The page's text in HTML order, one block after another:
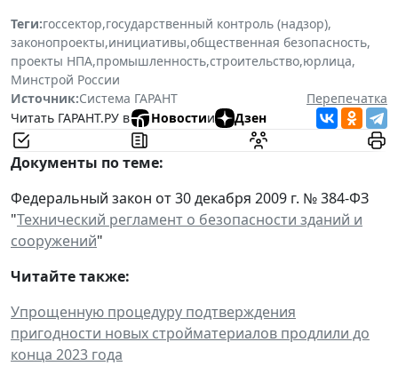
Теги:госсектор,государственный контроль (надзор),
законопроекты,инициативы,общественная безопасность,
проекты НПА,промышленность,строительство,юрлица,
Минстрой России
Источник:Система ГАРАНТ
Перепечатка
Читать ГАРАНТ.РУ в
Новостии Дзен
Документы по теме:
Федеральный закон от 30 декабря 2009 г. № 384-ФЗ
"Технический регламент о безопасности зданий и
сооружений"
Читайте также:
Упрощенную процедуру подтверждения
пригодности новых стройматериалов продлили до
конца 2023 года